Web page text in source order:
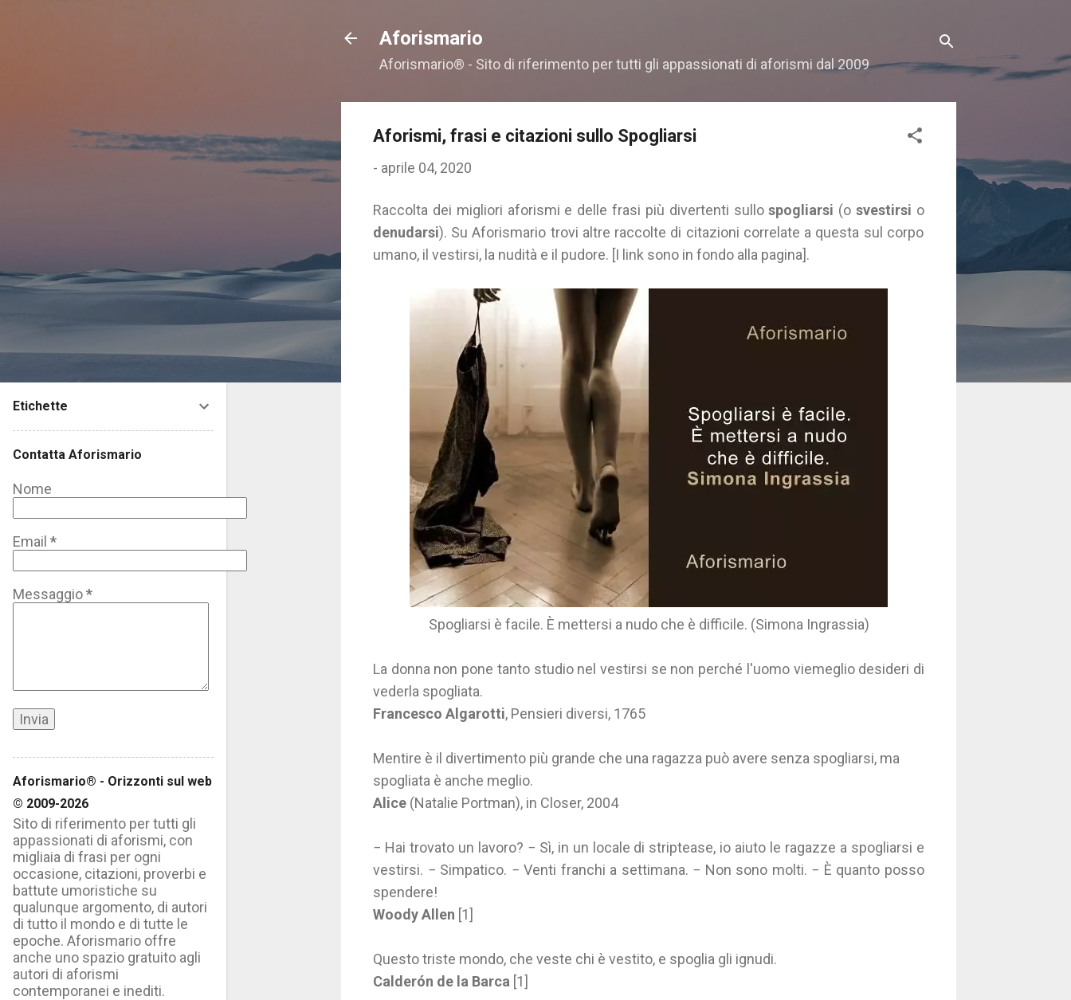
Aforismario
Aforismario® - Sito di riferimento per tutti gli appassionati di aforismi dal 2009
Aforismi, frasi e citazioni sullo Spogliarsi
- aprile 04, 2020
Raccolta dei migliori aforismi e delle frasi più divertenti sullospogliarsi (osvestirsi o
denudarsi). Su Aforismario trovi altre raccolte di citazioni correlate a questa sul corpo
umano, il vestirsi, la nudità e il pudore. [I link sono in fondo alla pagina].
Spogliarsi è facile. È mettersi a nudo che è difficile. (Simona Ingrassia)
La donna non pone tanto studio nel vestirsi se non perché l'uomo viemeglio desideri di
vederla spogliata.
Francesco Algarotti, Pensieri diversi, 1765
Mentire è il divertimento più grande che una ragazza può avere senza spogliarsi, ma
spogliata è anche meglio.
Alice (Natalie Portman), in Closer, 2004
− Hai trovato un lavoro? − Sì, in un locale di striptease, io aiuto le ragazze a spogliarsi e
vestirsi. − Simpatico. − Venti franchi a settimana. − Non sono molti. − È quanto posso
spendere!
Woody Allen [1]
Questo triste mondo, che veste chi è vestito, e spoglia gli ignudi.
Calderón de la Barca [1]
Etichette
Contatta Aforismario
Nome
Email *
Messaggio*
Aforismario® - Orizzonti sul web
© 2009-2026
Sito di riferimento per tutti gli
appassionati di aforismi, con
migliaia di frasi per ogni
occasione, citazioni, proverbi e
battute umoristiche su
qualunque argomento, di autori
di tutto il mondo e di tutte le
epoche. Aforismario offre
anche uno spazio gratuito agli
autori di aforismi
contemporanei e inediti.